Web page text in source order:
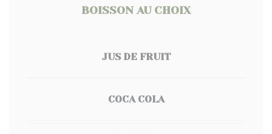
BOISSON AU CHOIX
JUS DE FRUIT
COCA COLA